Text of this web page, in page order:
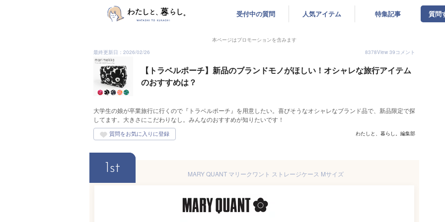
受付中の質問 人気アイテム 特集記事 質問
本ページはプロモーションを含みます
最終更新日：2026/02/26
8378View 39コメント
【トラベルポーチ】新品のブランドモノがほしい！オシャレな旅行アイテム
のおすすめは？
大学生の娘が卒業旅行に行くので『トラベルポーチ』を用意したい。喜びそうなオシャレなブランド品で、新品限定で探
してます。大きさにこだわりなし。みんなのおすすめが知りたいです！
わたしと、暮らし。編集部
1st MARY QUANT マリークワント ストレージケース Mサイズ